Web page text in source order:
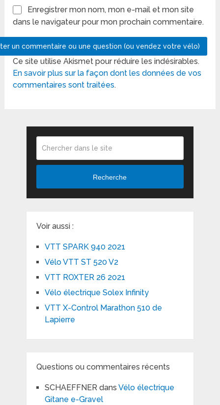
Enregistrer mon nom, mon e-mail et mon site
dans le navigateur pour mon prochain commentaire.
Ce site utilise Akismet pour réduire les indésirables.
En savoir plus sur la façon dont les données de vos
commentaires sont traitées.
Recherche
Voir aussi :
VTT SPARK 940 2021
Vélo VTT ST 520 V2
VTT ROXTER 26 2021
Vélo électrique Solex Infinity
VTT X-Control Marathon 510 de
Lapierre
Questions ou commentaires récents
SCHAEFFNERdans Vélo électrique
Gitane e-Gravel